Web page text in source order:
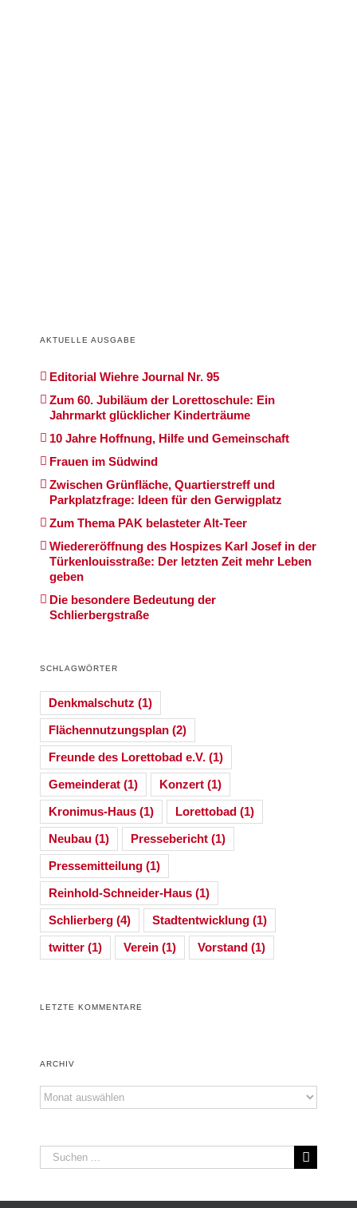
AKTUELLE AUSGABE
Editorial Wiehre Journal Nr. 95
Zum 60. Jubiläum der Lorettoschule: Ein
Jahrmarkt glücklicher Kinderträume
10 Jahre Hoffnung, Hilfe und Gemeinschaft
Frauen im Südwind
Zwischen Grünfläche, Quartierstreff und
Parkplatzfrage: Ideen für den Gerwigplatz
Zum Thema PAK belasteter Alt-Teer
Wiedereröffnung des Hospizes Karl Josef in der
Türkenlouisstraße: Der letzten Zeit mehr Leben
geben
Die besondere Bedeutung der
Schlierbergstraße
SCHLAGWÖRTER
Denkmalschutz (1)
Flächennutzungsplan (2)
Freunde des Lorettobad e.V. (1)
Gemeinderat (1) Konzert (1)
Kronimus-Haus (1) Lorettobad (1)
Neubau (1) Pressebericht (1)
Pressemitteilung (1)
Reinhold-Schneider-Haus (1)
Schlierberg (4) Stadtentwicklung (1)
twitter (1) Verein (1) Vorstand (1)
LETZTE KOMMENTARE
ARCHIV
Archiv
Suche